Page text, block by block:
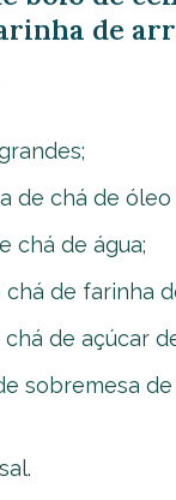
de
de chá de
chá de água;
chá de farinha
chá de açúcar
sobremesa